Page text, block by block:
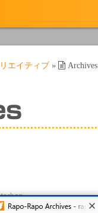
エイティブ » Archives